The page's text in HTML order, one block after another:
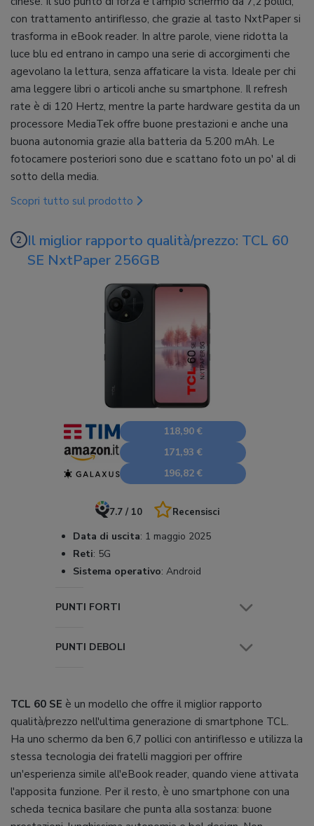
con trattamento antiriflesso, che grazie al tasto NxtPaper si
trasforma in eBook reader. In altre parole, viene ridotta la
luce blu ed entrano in campo una serie di accorgimenti che
agevolano la lettura, senza affaticare la vista. Ideale per chi
ama leggere libri o articoli anche su smartphone. Il refresh
rate è di 120 Hertz, mentre la parte hardware gestita da un
processore MediaTek offre buone prestazioni e anche una
buona autonomia grazie alla batteria da 5.200 mAh. Le
fotocamere posteriori sono due e scattano foto un po' al di
sotto della media.
Scopri tutto sul prodotto
Il miglior rapporto qualità/prezzo: TCL 60
SE NxtPaper 256GB
118,90 €
171,93 €
196,82 €
7.7 / 10 Recensisci
Data di uscita: 1 maggio 2025
Reti: 5G
Sistema operativo: Android
PUNTI FORTI
PUNTI DEBOLI
TCL 60 SE è un modello che offre il miglior rapporto
qualità/prezzo nell'ultima generazione di smartphone TCL.
Ha uno schermo da ben 6,7 pollici con antiriflesso e utilizza la
stessa tecnologia dei fratelli maggiori per offrire
un'esperienza simile all'eBook reader, quando viene attivata
l'apposita funzione. Per il resto, è uno smartphone con una
scheda tecnica basilare che punta alla sostanza: buone